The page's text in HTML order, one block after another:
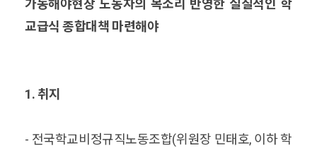
가동해야현장 노동자의 목소리 반영한 실질적인 학
교급식 종합대책 마련해야
1. 취지
- 전국학교비정규직노동조합(위원장 민태호, 이하 학